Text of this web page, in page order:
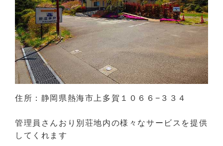
住所：静岡県熱海市上多賀１０６６−３３４
管理員さんおり別荘地内の様々なサービスを提供
してくれます